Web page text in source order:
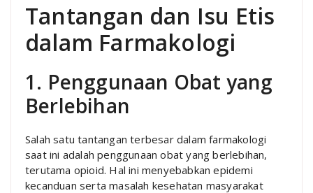
Tantangan dan Isu Etis
dalam Farmakologi
1. Penggunaan Obat yang
Berlebihan
Salah satu tantangan terbesar dalam farmakologi
saat ini adalah penggunaan obat yang berlebihan,
terutama opioid. Hal ini menyebabkan epidemi
kecanduan serta masalah kesehatan masyarakat